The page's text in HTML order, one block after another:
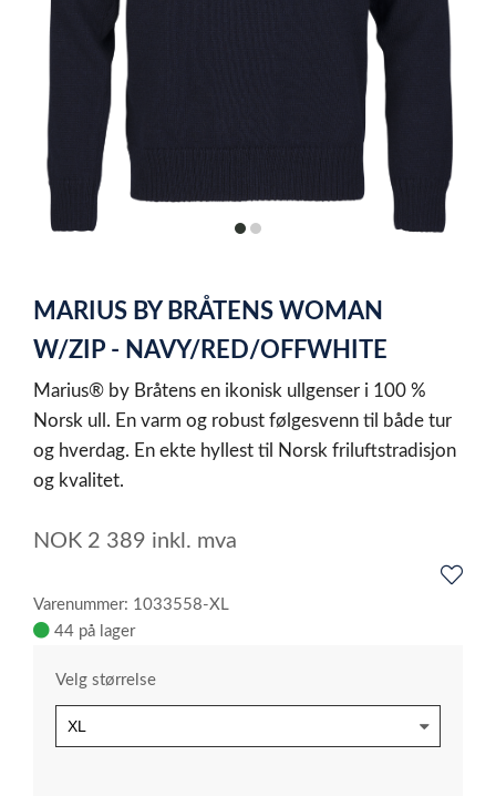
itemitem
of
2
MARIUS BY BRÅTENS WOMAN
W/ZIP - NAVY/RED/OFFWHITE
Marius® by Bråtens en ikonisk ullgenser i 100 %
Norsk ull. En varm og robust følgesvenn til både tur
og hverdag. En ekte hyllest til Norsk friluftstradisjon
og kvalitet.
NOK 2 389 inkl. mva
Varenummer: 1033558-XL
44 på lager
Velg størrelse